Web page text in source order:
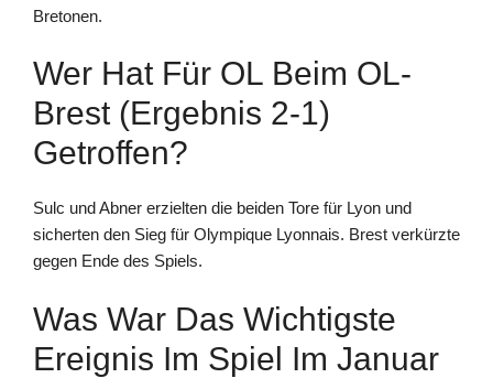
Bretonen.
Wer Hat Für OL Beim OL-
Brest (Ergebnis 2-1)
Getroffen?
Sulc und Abner erzielten die beiden Tore für Lyon und
sicherten den Sieg für Olympique Lyonnais. Brest verkürzte
gegen Ende des Spiels.
Was War Das Wichtigste
Ereignis Im Spiel Im Januar